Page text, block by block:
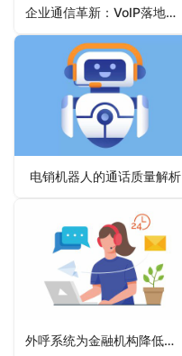
企业通信革新：VoIP落地策略与实施要点
电销机器人的通话质量解析
外呼系统为金融机构降低不良贷款风险的策略